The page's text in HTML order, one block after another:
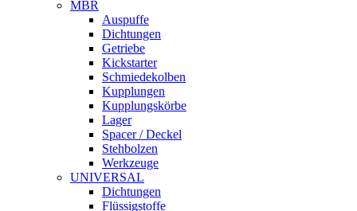
MBR
Auspuffe
Dichtungen
Getriebe
Kickstarter
Schmiedekolben
Kupplungen
Kupplungskörbe
Lager
Spacer / Deckel
Stehbolzen
Werkzeuge
UNIVERSAL
Dichtungen
Flüssigstoffe